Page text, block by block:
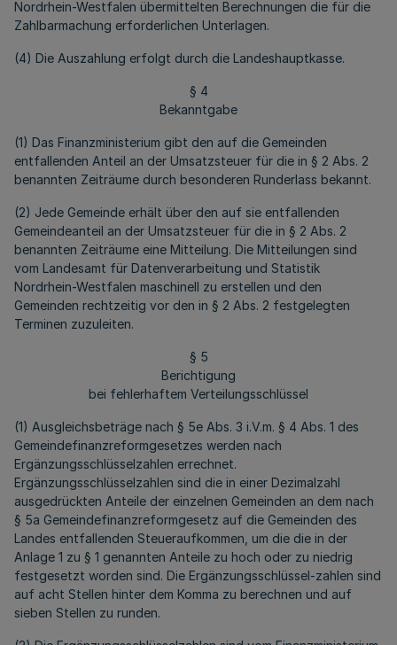
Nordrhein-Westfalen übermittelten Berechnungen die für die
Zahlbarmachung erforderlichen Unterlagen.
(4) Die Auszahlung erfolgt durch die Landeshauptkasse.
§ 4
Bekanntgabe
(1) Das Finanzministerium gibt den auf die Gemeinden
entfallenden Anteil an der Umsatzsteuer für die in § 2 Abs. 2
benannten Zeiträume durch besonderen Runderlass bekannt.
(2) Jede Gemeinde erhält über den auf sie entfallenden
Gemeindeanteil an der Umsatzsteuer für die in § 2 Abs. 2
benannten Zeiträume eine Mitteilung. Die Mitteilungen sind
vom Landesamt für Datenverarbeitung und Statistik
Nordrhein-Westfalen maschinell zu erstellen und den
Gemeinden rechtzeitig vor den in § 2 Abs. 2 festgelegten
Terminen zuzuleiten.
§ 5
Berichtigung
bei fehlerhaftem Verteilungsschlüssel
(1) Ausgleichsbeträge nach § 5e Abs. 3 i.V.m. § 4 Abs. 1 des
Gemeindefinanzreformgesetzes werden nach
Ergänzungsschlüsselzahlen errechnet.
Ergänzungsschlüsselzahlen sind die in einer Dezimalzahl
ausgedrückten Anteile der einzelnen Gemeinden an dem nach
§ 5a Gemeindefinanzreformgesetz auf die Gemeinden des
Landes entfallenden Steueraufkommen, um die die in der
Anlage 1 zu § 1 genannten Anteile zu hoch oder zu niedrig
festgesetzt worden sind. Die Ergänzungsschlüssel-zahlen sind
auf acht Stellen hinter dem Komma zu berechnen und auf
sieben Stellen zu runden.